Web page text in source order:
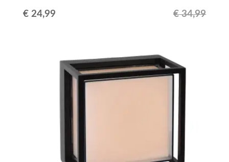
€34,99
Le
€24,99Le
est :
€ 24,99.